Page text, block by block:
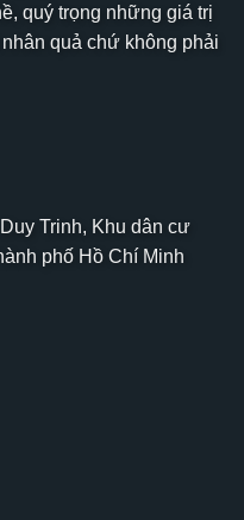
quý trọng những giá trị
quả chứ không phải
Trinh, Khu dân cư
phố Hồ Chí Minh